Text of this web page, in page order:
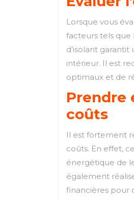
Lorsque vous
facteurs tels que
d’isolant
intérieur. Il est
optimaux et de
Prendre
coûts
Il est fortement
coûts. En effet,
énergétique de
également
financières pour